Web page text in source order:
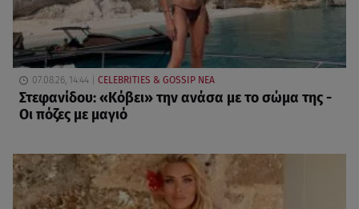
07.08.26, 14:44 CELEBRITIES & GOSSIP ΝΕΑ
Στεφανίδου: «Κόβει» την ανάσα με το σώμα της -
Οι πόζες με μαγιό